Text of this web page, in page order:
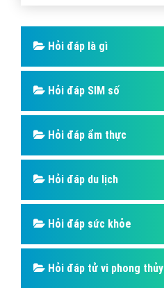
Hỏi đáp là gì
Hỏi đáp SIM số
Hỏi đáp ẩm thực
Hỏi đáp du lịch
Hỏi đáp sức khỏe
Hỏi đáp tử vi phong thủy